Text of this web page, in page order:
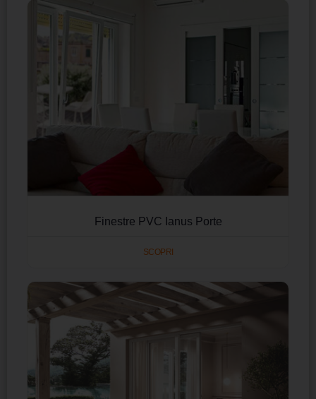
Finestre PVC Ianus Porte
SCOPRI